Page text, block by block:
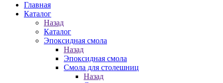
Главная
Каталог
Назад
Каталог
Эпоксидная смола
Назад
Эпоксидная смола
Смола для столешниц
Назад